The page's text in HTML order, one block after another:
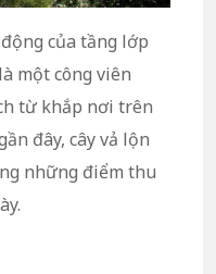
của tầng lớp
một công viên
từ khắp nơi trên
đây, cây vả lộn
những điểm thu